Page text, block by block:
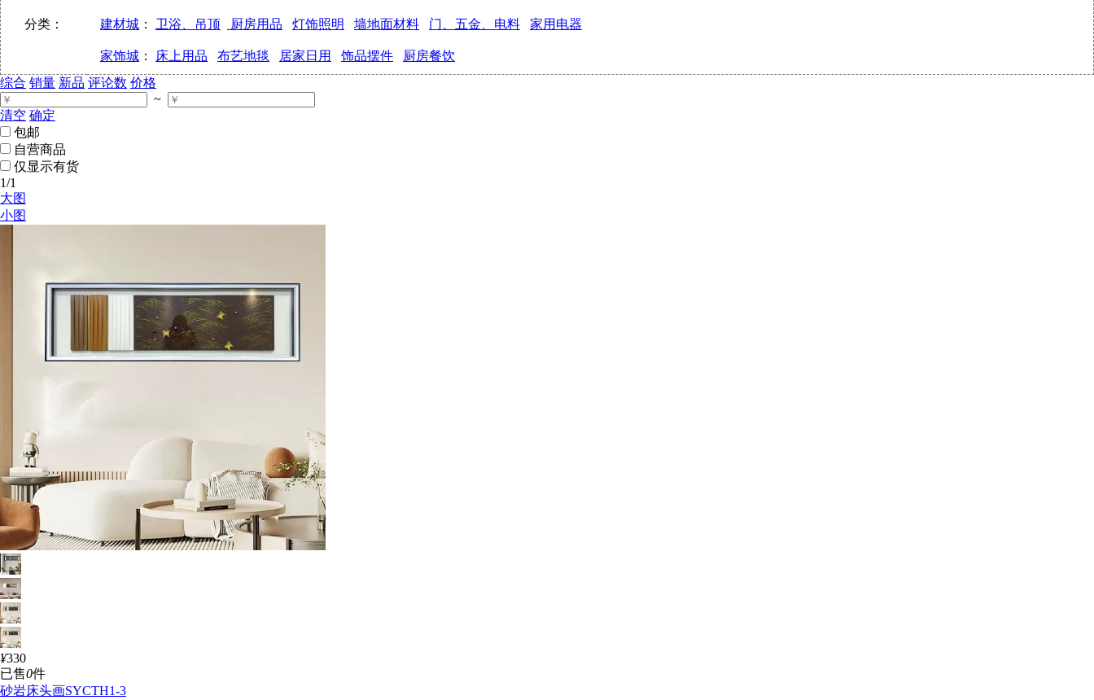
分类： 建材城 ： 卫浴、吊顶 厨房用品 灯饰照明 墙地面材料 门、五金、电料 家用电器
家饰城 ： 床上用品 布艺地毯 居家日用 饰品摆件
厨房餐饮
综合 销量 新品 评论数 价格
~
清空 确定
包邮
自营商品
仅显示有货
1/1
大图
小图
¥330
已售0件
砂岩床头画SYCTH1-3